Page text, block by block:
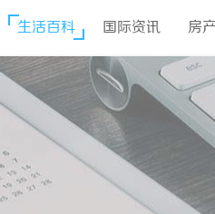
生活百科 国际资讯 房